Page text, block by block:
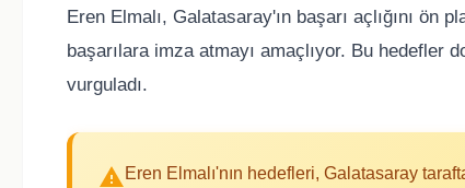
Eren Elmalı, Galatasaray'ın başarı açlığını
başarılara imza atmayı amaçlıyor. Bu hedefler
vurguladı.
Eren Elmalı'nın hedefleri, Galatasaray